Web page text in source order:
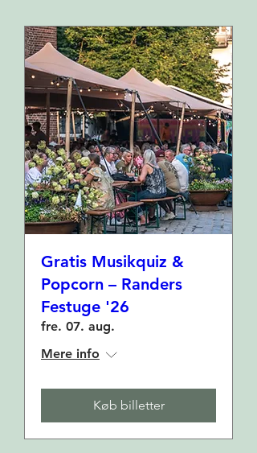
Gratis Musikquiz &
Popcorn – Randers
Festuge '26
fre. 07. aug.
Mere info
Køb billetter